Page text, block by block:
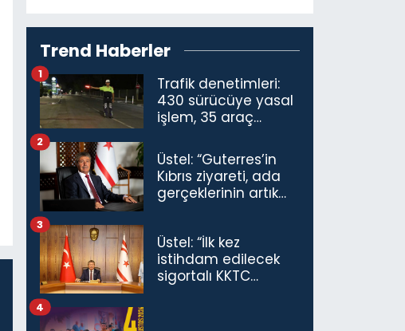
Trend Haberler
Trafik denetimleri:
430 sürücüye yasal
işlem, 35 araç
1
Üstel: “Guterres’in
Kıbrıs ziyareti, ada
gerçeklerinin artık
göstermiştir”
2
Üstel: “İlk kez
istihdam edilecek
sigortalı KKTC
3
4